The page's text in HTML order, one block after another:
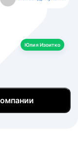
Юлия Изоитко